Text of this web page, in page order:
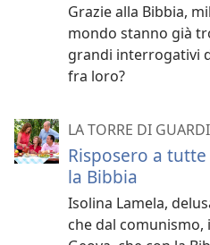
Grazie alla Bibbia,
mondo stanno già
grandi interrogativi
fra loro?
LA TORRE DI
Risposero a
la Bibbia
Isolina Lamela,
che dal